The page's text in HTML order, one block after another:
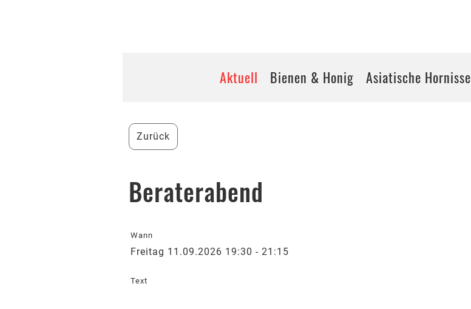
Aktuell Bienen & Honig Asiatische Hornisse
Zurück
Beraterabend
Wann
Freitag 11.09.2026 19:30 - 21:15
Text